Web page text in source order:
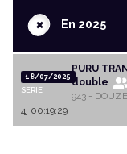
+En 2025
18/07/2025
SERIE
PURU
double
943 -
4j 00:19:29